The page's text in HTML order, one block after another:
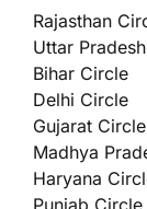
Rajasthan
Uttar
Bihar Circle
Delhi Circle
Gujarat Circle
Madhya
Haryana
Punjab Circle